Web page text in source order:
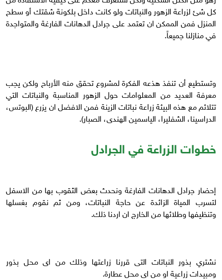
كل شئ لزراعة الزهور والنباتات ولو كانت داخل بلكونة شقتك أو سطح
المنزل فمن الممكن ان تعتمد على جرادل الدهانات الفارغة والمتواجدة
في منازلنا جميعاً.
وتستطيع أن تنفذ هذعه الفكرة لمشروع تحقق منه الأرباح ولكن يجب
معرفة العديد من المعلوامات حول الزهور المناسبة والنباتات التي
تتلائم مع هذه البيئة زراعة نباتات الزينة فمن الافضل ان يزرع (البوتس،
الدراسينا، الشفليرا، الياسمين الهندى، الصبار).
خطوات الزراعة في الجرادل
إحضار جرادل الدهانات الفارغة ونحدث بعض الثقوب بها من الاسفل
لتسرب المياة الزائدة عن حاجة النباتات، ومن ثم نقوم بغسلها
وتنظيفها وطلائها من الخارج ان اردنا ذلك.
نشتري بذور النباتات التى قررنا زراعتها وذلك من اى محل بذور
ومبيدات زراعية او من اى محل عطارة.